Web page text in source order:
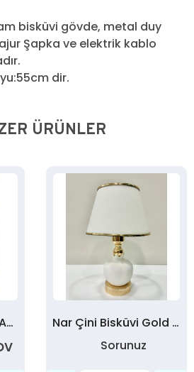
bisküvi gövde, metal duy
Şapka ve elektrik kablo
dir.
ÜRÜNLER
Ayakta Duran Kedi Abajur Set - (Çini Kedi Ham BisküviŞapka+Duy Set+Kablo)
Nar Çini Bisküvi Gold Renk Duy Aparatlı Abajur (Şapkalı 36 cm)
Sorunuz